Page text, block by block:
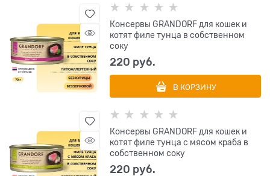
Консервы GRANDORF для кошек и
котят филе тунца в собственном
соку
220 руб.
В КОРЗИНУ
Консервы GRANDORF для кошек и
котят филе тунца с мясом краба в
собственном соку
220 руб.